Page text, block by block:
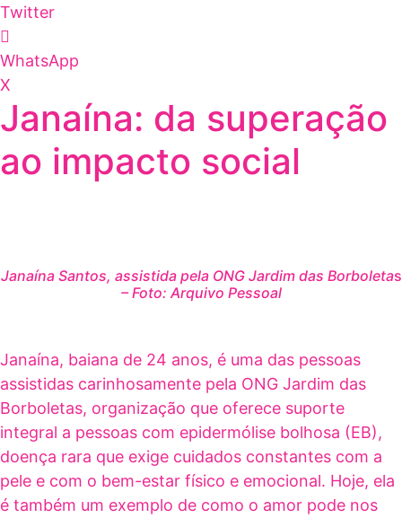
Twitter
WhatsApp
X
Janaína: da superação
ao impacto social
Janaína Santos, assistida pela ONG Jardim das Borboletas
– Foto: Arquivo Pessoal
Janaína, baiana de 24 anos, é uma das pessoas
assistidas carinhosamente pela ONG Jardim das
Borboletas, organização que oferece suporte
integral a pessoas com epidermólise bolhosa (EB),
doença rara que exige cuidados constantes com a
pele e com o bem-estar físico e emocional. Hoje, ela
é também um exemplo de como o amor pode nos